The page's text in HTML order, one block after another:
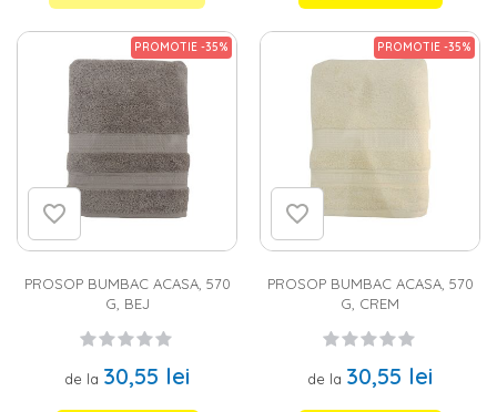
PROMOTIE -35%
PROSOP BUMBAC ACASA, 570
G, BEJ
de la 30,55 lei
PROMOTIE -35%
PROSOP BUMBAC ACASA, 570
G, CREM
de la 30,55 lei